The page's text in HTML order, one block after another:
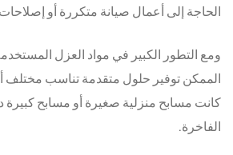
الحاجة إلى أعمال صيانة متكررة أو
ومع التطور الكبير في مواد العزل
الممكن توفير حلول متقدمة تناسب مختلف
كانت مسابح منزلية صغيرة أو مسابح كبيرة
الفاخرة.